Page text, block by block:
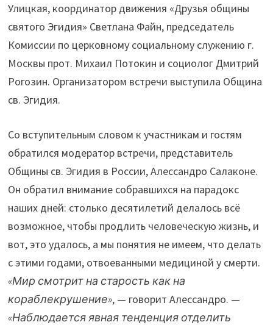
Улицкая, координатор движения «Друзья общины
святого Эгидия» Светлана Файн, председатель
Комиссии по церковному социальному служению г.
Москвы прот. Михаил Потокин и социолог Дмитрий
Рогозин. Организатором встречи выступила Община
св. Эгидия.
Со вступительным словом к участникам и гостям
обратился модератор встречи, представитель
Общины св. Эгидия в России, Алессандро Салаконе.
Он обратил внимание собравшихся на парадокс
наших дней: столько десятилетий делалось всё
возможное, чтобы продлить человеческую жизнь, и
вот, это удалось, а мы понятия не имеем, что делать
с этими годами, отвоеванными медициной у смерти.
«Мир смотрит на старость как на
кораблекрушение», — говорит Алессандро. —
«Наблюдается явная тенденция отделить